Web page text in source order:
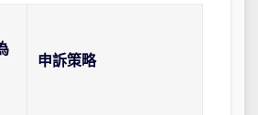
申訴策略